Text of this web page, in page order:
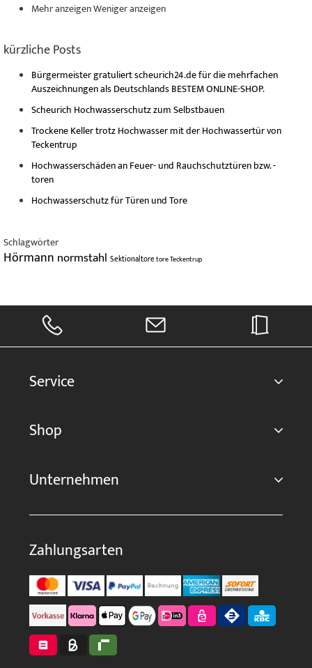
Mehr anzeigenWeniger anzeigen
kürzliche Posts
Bürgermeister gratuliert scheurich24.de für die mehrfachen
Auszeichnungen als Deutschlands BESTEM ONLINE-SHOP.
Scheurich Hochwasserschutz zum Selbstbauen
Trockene Keller trotz Hochwasser mit der Hochwassertür von
Teckentrup
Hochwasserschäden an Feuer- und Rauchschutztüren bzw. -
toren
Hochwasserschutz für Türen und Tore
Schlagwörter
Hörmann normstahl SektionaltoretoreTeckentrup
Service
Shop
Unternehmen
Zahlungsarten